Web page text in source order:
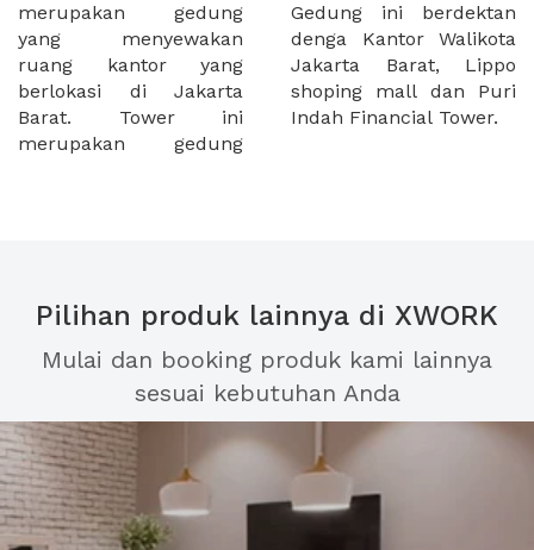
merupakan gedung
yang menyewakan
ruang kantor yang
berlokasi di Jakarta
Barat. Tower ini
merupakan gedung
Gedung ini berdektan
denga Kantor Walikota
Jakarta Barat, Lippo
shoping mall dan Puri
Indah Financial Tower.
Pilihan produk lainnya di XWORK
Mulai dan booking produk kami lainnya
sesuai kebutuhan Anda